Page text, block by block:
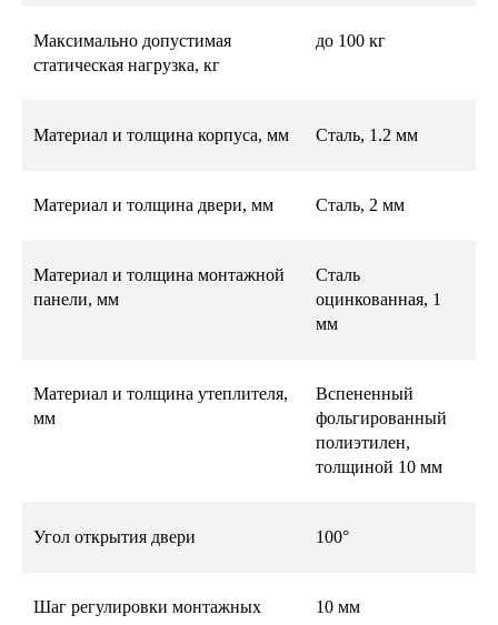
Максимально допустимая
статическая нагрузка, кг
до 100 кг
Материал и толщина корпуса, мм Сталь, 1.2 мм
Материал и толщина двери, мм Сталь, 2 мм
Материал и толщина монтажной
панели, мм
Сталь
оцинкованная, 1
мм
Материал и толщина утеплителя,
мм
Вспененный
фольгированный
полиэтилен,
толщиной 10 мм
Угол открытия двери 100°
Шаг регулировки монтажных
10 мм